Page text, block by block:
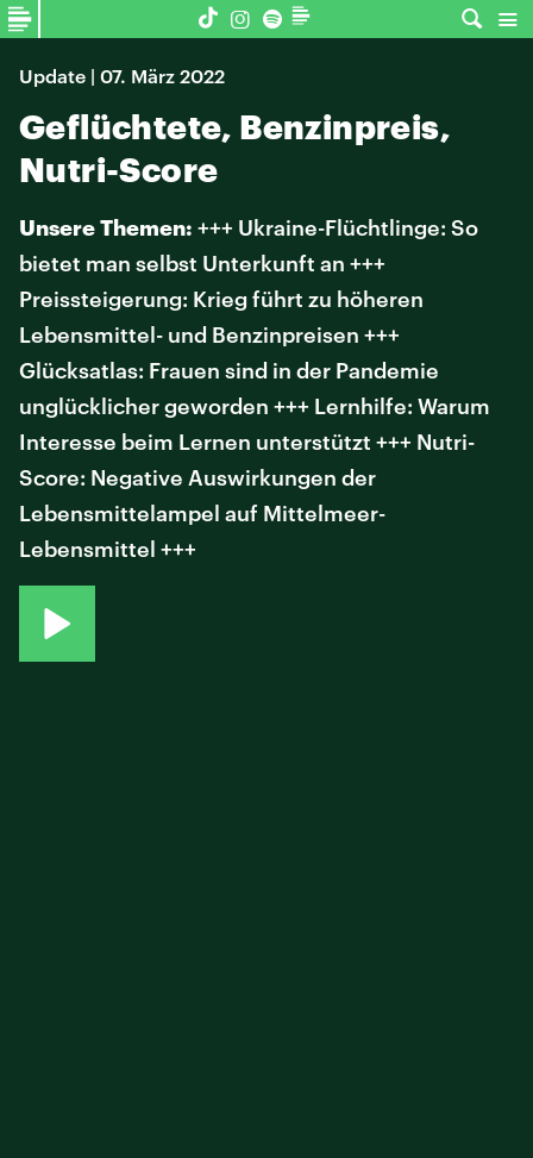
Update | 07. März 2022
Geflüchtete, Benzinpreis,
Nutri-Score
Unsere Themen: +++ Ukraine-Flüchtlinge: So
bietet man selbst Unterkunft an +++
Preissteigerung: Krieg führt zu höheren
Lebensmittel- und Benzinpreisen +++
Glücksatlas: Frauen sind in der Pandemie
unglücklicher geworden +++ Lernhilfe: Warum
Interesse beim Lernen unterstützt +++ Nutri-
Score: Negative Auswirkungen der
Lebensmittelampel auf Mittelmeer-
Lebensmittel +++